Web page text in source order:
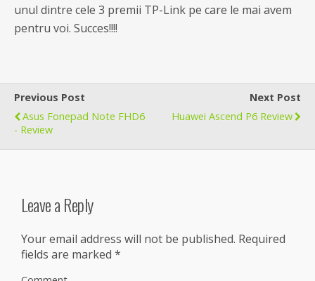
unul dintre cele 3 premii TP-Link pe care le mai avem
pentru voi. Succes!!!!
Previous Post
Asus Fonepad Note FHD6
- Review
Next Post
Huawei Ascend P6 Review
Leave a Reply
Your email address will not be published. Required
fields are marked *